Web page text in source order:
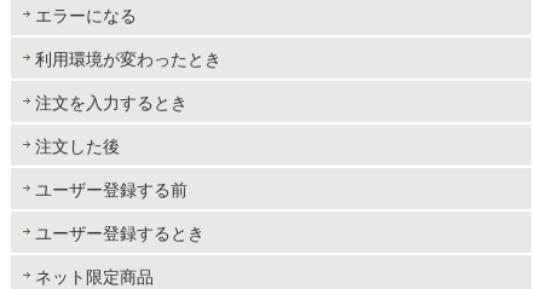
エラーになる
利用環境が変わったとき
注文を入力するとき
注文した後
ユーザー登録する前
ユーザー登録するとき
ネット限定商品